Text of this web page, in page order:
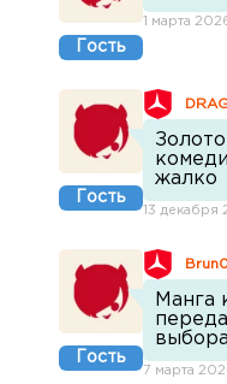
Гость
1 марта
Гость
жалко
13 декабря
Гость
Манга
выбора
7 марта